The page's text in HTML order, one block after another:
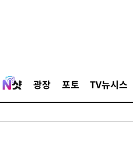
광장 포토 TV뉴시스